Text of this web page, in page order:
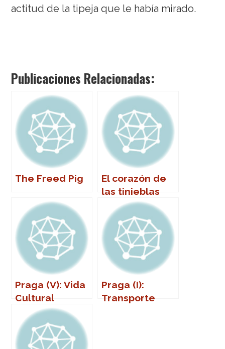
actitud de la tipeja que le había mirado.
Publicaciones Relacionadas:
The Freed Pig
El corazón de
las tinieblas
Praga (V): Vida
Cultural
Praga (I):
Transporte